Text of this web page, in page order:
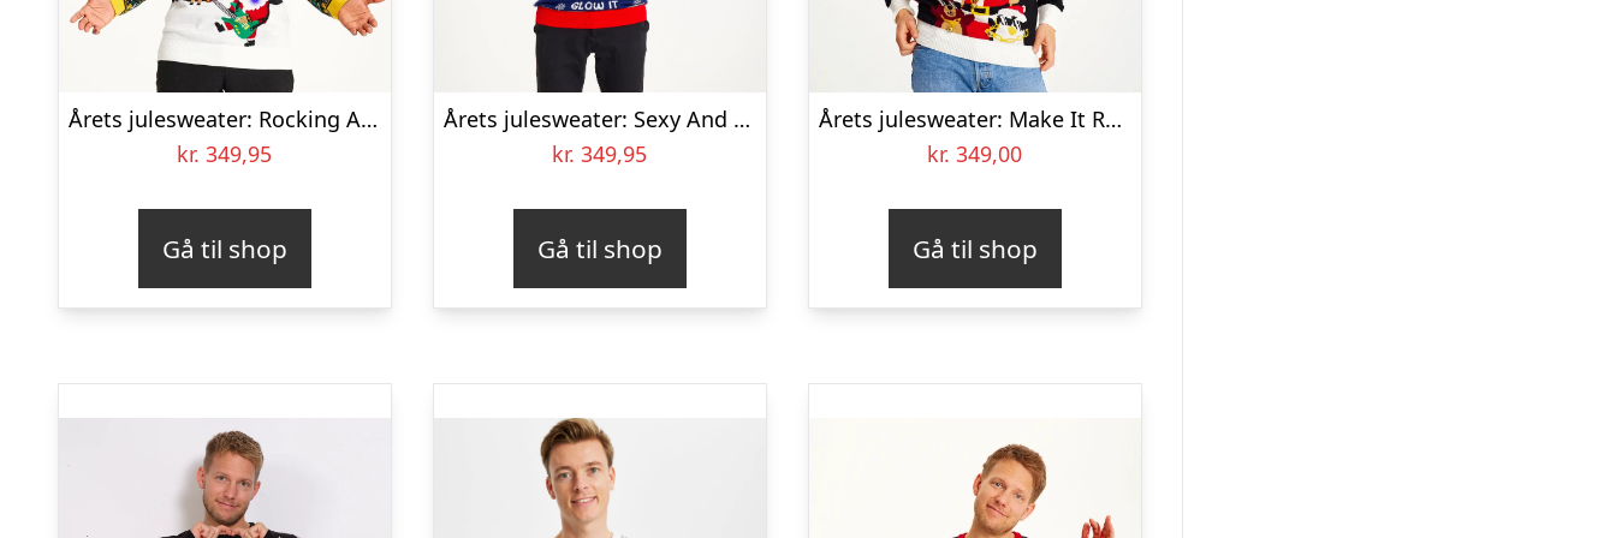
Årets julesweater: Rocking Around The Christmas Tree – herre / mænd. Ugly Christmas Sweater lavet i Danmark
kr. 349,95
Gå til shop
Årets julesweater: Sexy And I Glow It Blå – herre / mænd. Ugly Christmas Sweater lavet i Danmark
kr. 349,95
Gå til shop
Årets julesweater: Make It Rein – herre / mænd. Ugly Christmas Sweater lavet i Danmark
kr. 349,00
Gå til shop